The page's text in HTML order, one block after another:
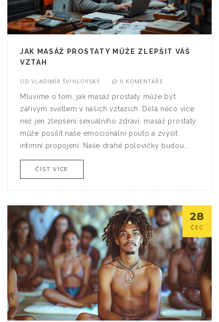
JAK MASÁŽ PROSTATY MŮŽE ZLEPŠIT VÁŠ
VZTAH
ODVLADIMÍR ŠVIHLOVSKÝ 0 KOMENTÁŘE
Mluvíme o tom, jak masáž prostaty může být
zářivým světlem v našich vztazích. Dělá něco více
než jen zlepšení sexuálního zdraví, masáž prostaty
může posílit naše emocionální pouto a zvýšit
intimní propojení. Naše drahé polovičky budou
znamenat méně návštěv u lékaře. A co je nejlepší,
slovy, masáž prostaty může být skvělá nejen pro
naše tělo, ale i pro náš vztah.
ČÍST VÍCE
28
ČEC